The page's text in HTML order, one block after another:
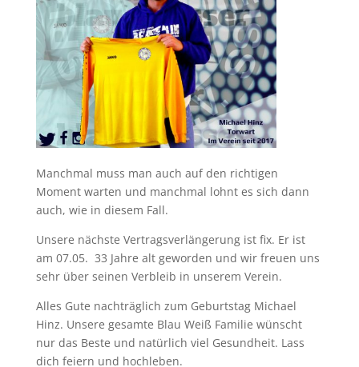
Manchmal muss man auch auf den richtigen
Moment warten und manchmal lohnt es sich dann
auch, wie in diesem Fall.
Unsere nächste Vertragsverlängerung ist fix. Er ist
am 07.05. 33 Jahre alt geworden und wir freuen uns
sehr über seinen Verbleib in unserem Verein.
Alles Gute nachträglich zum Geburtstag Michael
Hinz. Unsere gesamte Blau Weiß Familie wünscht
nur das Beste und natürlich viel Gesundheit. Lass
dich feiern und hochleben.